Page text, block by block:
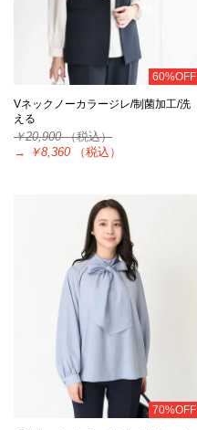
60%OFF
Vネックノーカラージレ/制菌加工/洗
える
￥20,900（税込）
→
￥8,360 （税込）
70%OFF